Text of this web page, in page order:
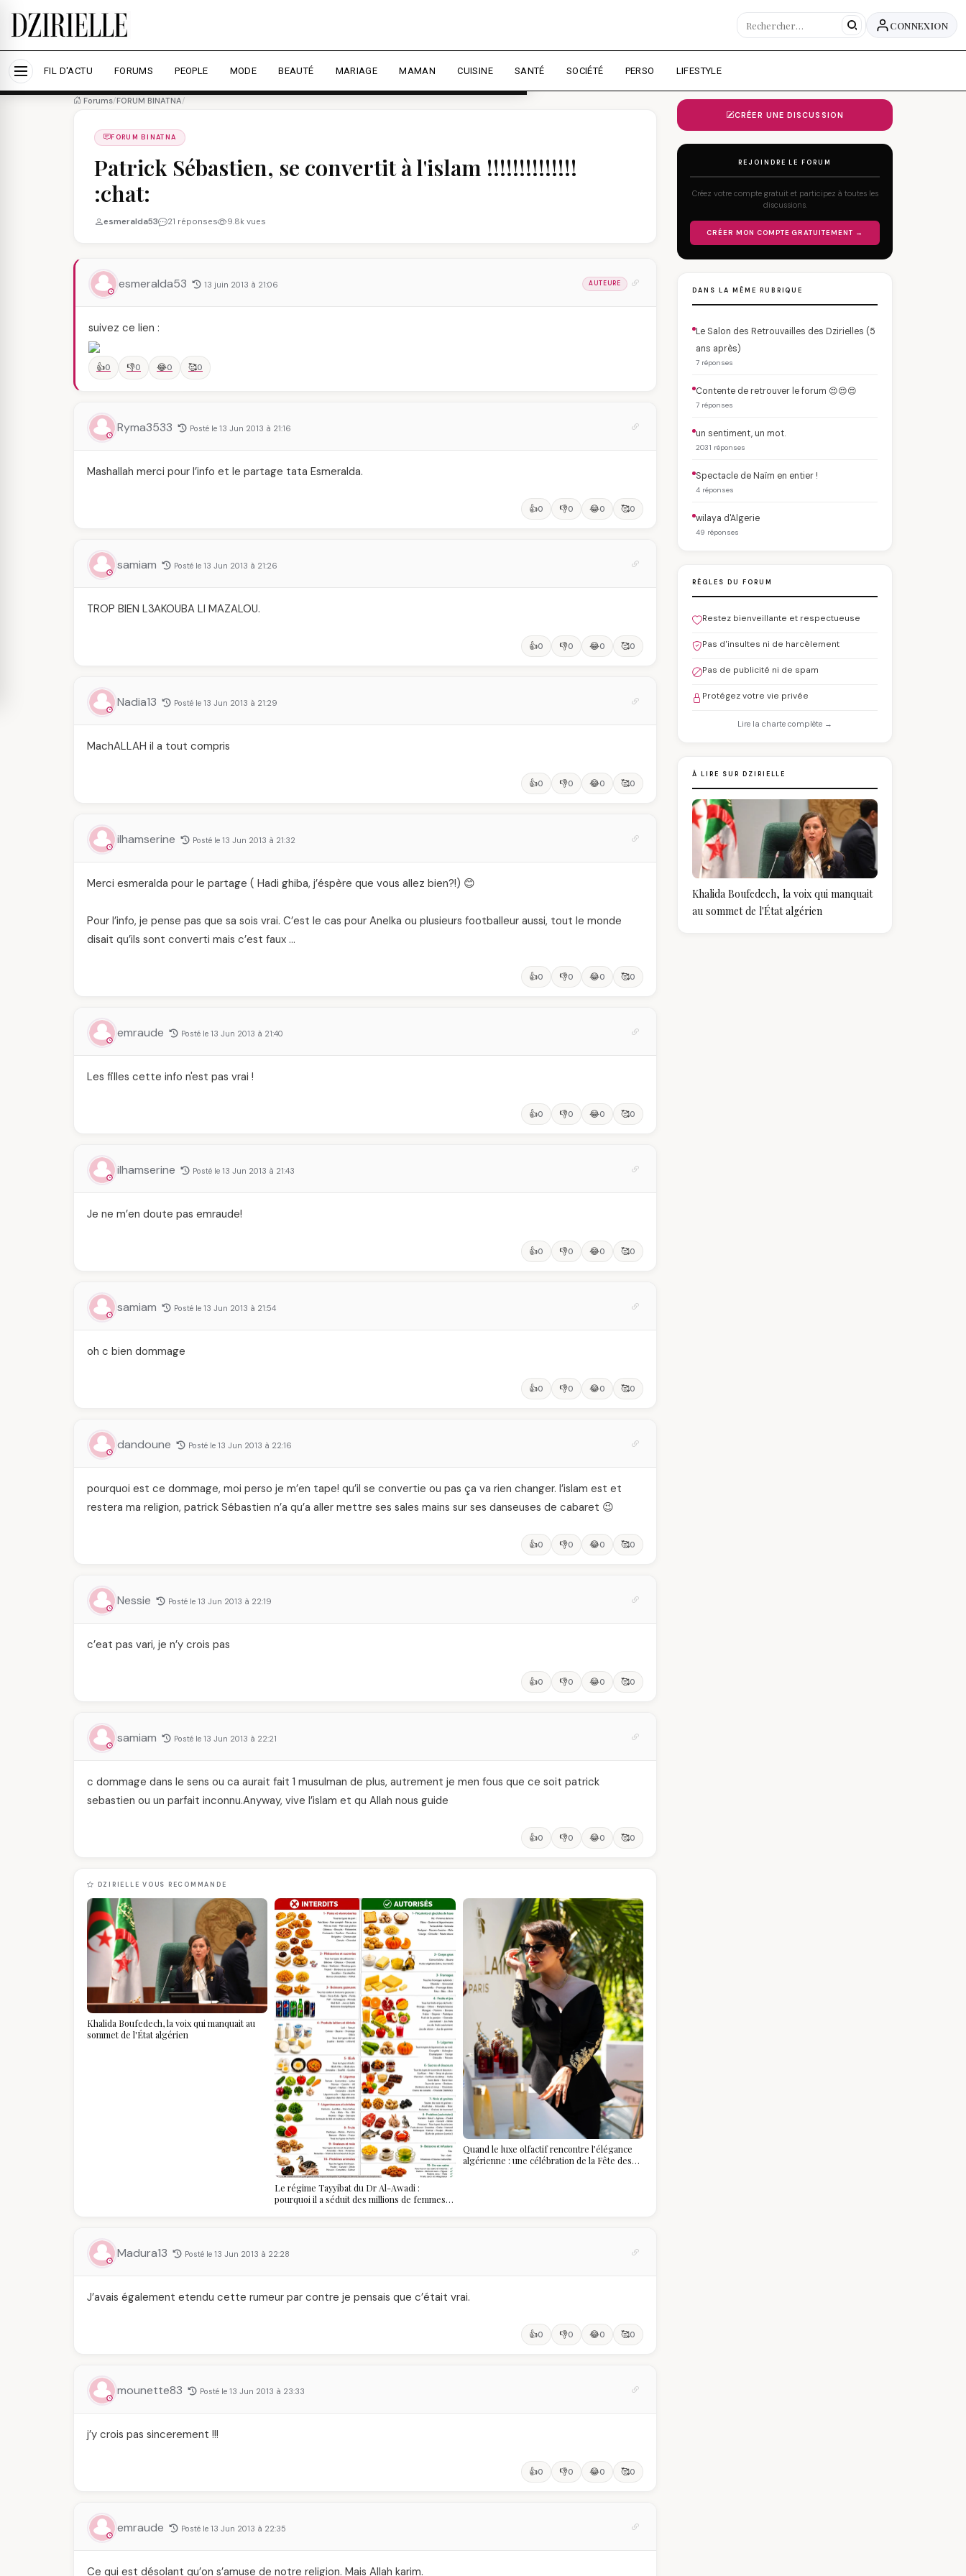
Nous utilisons des cookies pour améliorer votre expérience et mesurer l'audience.
Accepter tout Personnaliser
CONNEXION
FIL D'ACTU FORUMS PEOPLE MODE BEAUTÉ MARIAGE MAMAN CUISINE SANTÉ SOCIÉTÉ PERSO LIFESTYLE
Forums/FORUM BINATNA/
FORUM BINATNA
Patrick Sébastien, se convertit à l'islam !!!!!!!!!!!!!!
:chat:
esmeralda53 21 réponses 9.8k vues
esmeralda53 13 juin 2013 à 21:06 AUTEURE
suivez ce lien :
👍0 👎0 😂0 🥰0
Ryma3533 Posté le 13 Jun 2013 à 21:16
Mashallah merci pour l’info et le partage tata Esmeralda.
👍0 👎0 😂0 🥰0
samiam Posté le 13 Jun 2013 à 21:26
TROP BIEN L3AKOUBA LI MAZALOU.
👍0 👎0 😂0 🥰0
Nadia13 Posté le 13 Jun 2013 à 21:29
MachALLAH il a tout compris
👍0 👎0 😂0 🥰0
ilhamserine Posté le 13 Jun 2013 à 21:32
Merci esmeralda pour le partage ( Hadi ghiba, j’éspère que vous allez bien?!) 😊
Pour l’info, je pense pas que sa sois vrai. C’est le cas pour Anelka ou plusieurs footballeur aussi, tout le monde
disait qu’ils sont converti mais c’est faux …
👍0 👎0 😂0 🥰0
emraude Posté le 13 Jun 2013 à 21:40
Les filles cette info n'est pas vrai !
👍0 👎0 😂0 🥰0
ilhamserine Posté le 13 Jun 2013 à 21:43
Je ne m’en doute pas emraude!
👍0 👎0 😂0 🥰0
samiam Posté le 13 Jun 2013 à 21:54
oh c bien dommage
👍0 👎0 😂0 🥰0
dandoune Posté le 13 Jun 2013 à 22:16
pourquoi est ce dommage, moi perso je m’en tape! qu’il se convertie ou pas ça va rien changer. l’islam est et
restera ma religion, patrick Sébastien n’a qu’a aller mettre ses sales mains sur ses danseuses de cabaret 😉
👍0 👎0 😂0 🥰0
Nessie Posté le 13 Jun 2013 à 22:19
c’eat pas vari, je n’y crois pas
👍0 👎0 😂0 🥰0
samiam Posté le 13 Jun 2013 à 22:21
c dommage dans le sens ou ca aurait fait 1 musulman de plus, autrement je men fous que ce soit patrick
sebastien ou un parfait inconnu.Anyway, vive l’islam et qu Allah nous guide
👍0 👎0 😂0 🥰0
DZIRIELLE VOUS RECOMMANDE
Khalida Boufedech, la voix qui manquait au
sommet de l'État algérien
Le régime Tayyibat du Dr Al-Awadi :
pourquoi il a séduit des millions de femmes
Quand le luxe olfactif rencontre l’élégance
algérienne : une célébration de la Fête des
Madura13 Posté le 13 Jun 2013 à 22:28
J’avais également etendu cette rumeur par contre je pensais que c’était vrai.
👍0 👎0 😂0 🥰0
mounette83 Posté le 13 Jun 2013 à 23:33
j’y crois pas sincerement !!!
👍0 👎0 😂0 🥰0
emraude Posté le 13 Jun 2013 à 22:35
Ce qui est désolant qu’on s’amuse de notre religion. Mais Allah karim.
CRÉER UNE DISCUSSION
REJOINDRE LE FORUM
Créez votre compte gratuit et participez à toutes les
discussions.
CRÉER MON COMPTE GRATUITEMENT →
DANS LA MÊME RUBRIQUE
Le Salon des Retrouvailles des Dzirielles (5
ans après)
7 réponses
Contente de retrouver le forum 😍😍😍
7 réponses
un sentiment, un mot.
2031 réponses
Spectacle de Naïm en entier !
4 réponses
wilaya d'Algerie
49 réponses
RÈGLES DU FORUM
Restez bienveillante et respectueuse
Pas d'insultes ni de harcèlement
Pas de publicité ni de spam
Protégez votre vie privée
Lire la charte complète →
À LIRE SUR DZIRIELLE
Khalida Boufedech, la voix qui manquait
au sommet de l'État algérien